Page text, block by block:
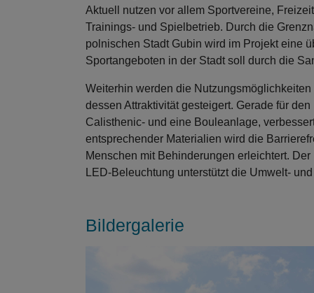
Aktuell nutzen vor allem Sportvereine,
Trainings- und Spielbetrieb. Durch die
polnischen Stadt Gubin wird im Projekt eine
Sportangeboten in der Stadt soll durch die
Weiterhin werden die
dessen Attraktivität gesteigert. Gerade für
Calisthenic- und eine Bouleanlage,
entsprechender Materialien wird die
Menschen mit Behinderungen erleichtert.
LED-Beleuchtung unterstützt die Umwelt-
Bildergalerie